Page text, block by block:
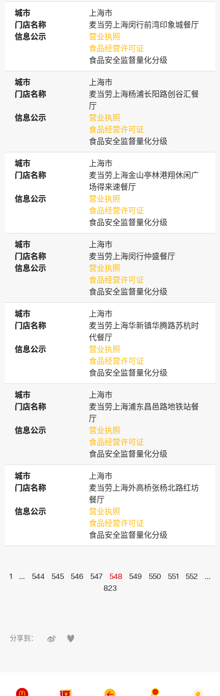
城市
城市
上海市
门店名称
门店名称
麦当劳上海闵行前湾印象城餐厅
信息公示
信息公示
营业执照
食品经营许可证
食品安全监督量化分级
城市
城市
上海市
门店名称
门店名称
麦当劳上海杨浦长阳路创谷汇餐
厅
信息公示
信息公示
营业执照
食品经营许可证
食品安全监督量化分级
城市
城市
上海市
门店名称
门店名称
麦当劳上海金山亭林港翔休闲广
场得来速餐厅
信息公示
信息公示
营业执照
食品经营许可证
食品安全监督量化分级
城市
城市
上海市
门店名称
门店名称
麦当劳上海闵行仲盛餐厅
信息公示
信息公示
营业执照
食品经营许可证
食品安全监督量化分级
城市
城市
上海市
门店名称
门店名称
麦当劳上海华新镇华腾路苏杭时
代餐厅
信息公示
信息公示
营业执照
食品经营许可证
食品安全监督量化分级
城市
城市
上海市
门店名称
门店名称
麦当劳上海浦东昌邑路地铁站餐
厅
信息公示
信息公示
营业执照
食品经营许可证
食品安全监督量化分级
城市
城市
上海市
门店名称
门店名称
麦当劳上海外高桥张杨北路红坊
餐厅
信息公示
信息公示
营业执照
食品经营许可证
食品安全监督量化分级
1 ... 544 545 546 547 548 549 550 551 552
...
823
分享到：  